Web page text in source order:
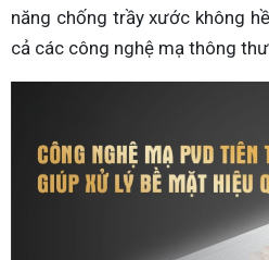
năng chống trầy xước không
cả các công nghệ mạ thông